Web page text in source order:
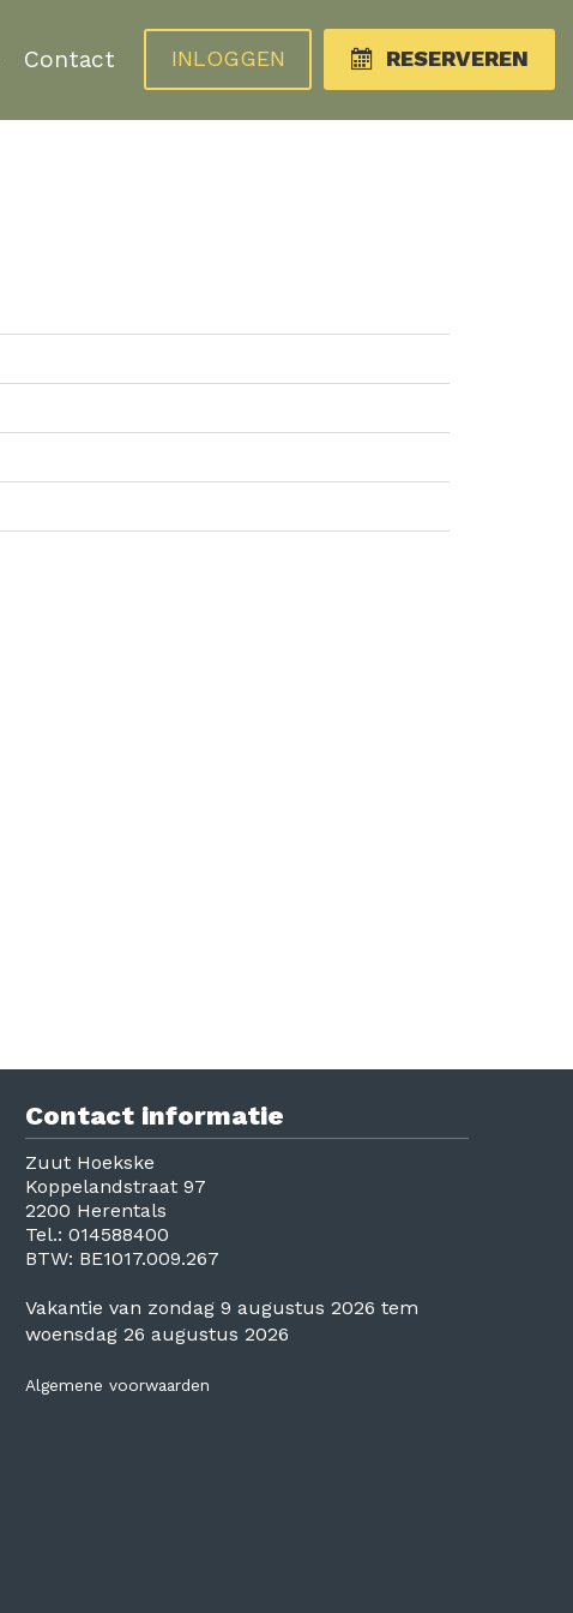
Contact INLOGGEN RESERVEREN
Contact informatie
Zuut Hoekske
Koppelandstraat 97
2200 Herentals
Tel.: 014588400
BTW: BE1017.009.267
Vakantie van zondag 9 augustus 2026 tem
woensdag 26 augustus 2026
Algemene voorwaarden